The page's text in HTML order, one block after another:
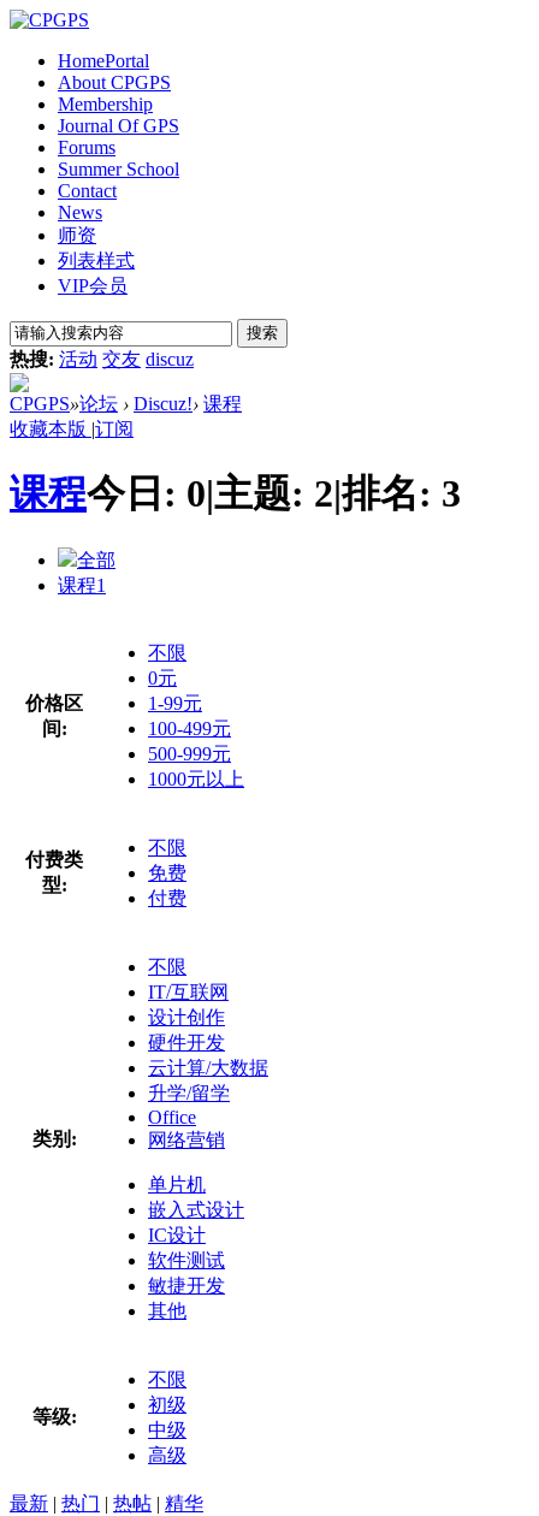
HomePortal
About CPGPS
Membership
Journal Of GPS
Forums
Summer School
Contact
News
师资
列表样式
VIP会员
搜索
热搜: 活动 交友 discuz
CPGPS»论坛 › Discuz!› 课程
收藏本版 |订阅
课程今日: 0|主题: 2|排名: 3
全部
课程1
价格区
间:
不限
0元
1-99元
100-499元
500-999元
1000元以上
付费类
型:
不限
免费
付费
类别:
不限
IT/互联网
设计创作
硬件开发
云计算/大数据
升学/留学
Office
网络营销
单片机
嵌入式设计
IC设计
软件测试
敏捷开发
其他
等级:
不限
初级
中级
高级
最新 | 热门 | 热帖 | 精华